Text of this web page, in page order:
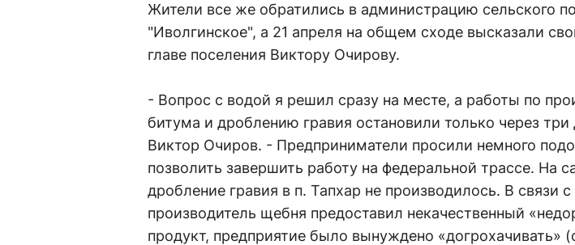
Жители все же обратились в администрацию сельского
"Иволгинское", а 21 апреля на общем сходе высказали
главе поселения Виктору Очирову.
- Вопрос с водой я решил сразу на месте, а работы по
битума и дроблению гравия остановили только через три
Виктор Очиров. - Предприниматели просили немного
позволить завершить работу на федеральной трассе. На
дробление гравия в п. Тапхар не производилось. В связи с
производитель щебня предоставил некачественный
продукт, предприятие было вынуждено «догрохачивать»